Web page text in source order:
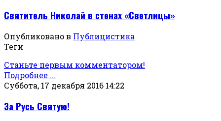
Святитель Николай в стенах «Светлицы»
Опубликовано в Публицистика
Теги
Станьте первым комментатором!
Подробнее ...
Суббота, 17 декабря 2016 14:22
За Русь Святую!